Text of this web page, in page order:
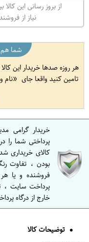
از بروز رسانی این
نیاز از
شما هم
هر روزه صدها خریدار این
تامین کنید واقعا جای
نام
خریدار گرامی
پرداختی شما
کالای خریداری
بودن ، تفاوت
فروشنده و یا
پرداخت سایت ،
خارج از درگاه
توضیحات کالا